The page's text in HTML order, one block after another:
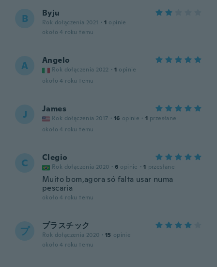
B Byju
Rok dołączenia 2021 · 1 opinie
około 4 roku temu
A Angelo
Rok dołączenia 2022 · 1 opinie
około 4 roku temu
J James
Rok dołączenia 2017 · 16 opinie · 1 przesłane
około 4 roku temu
C Clegio
Rok dołączenia 2020 · 6 opinie · 1 przesłane
Muito bom,agora só falta usar numa
pescaria
około 4 roku temu
プ プラスチック
Rok dołączenia 2020 · 15 opinie
około 4 roku temu